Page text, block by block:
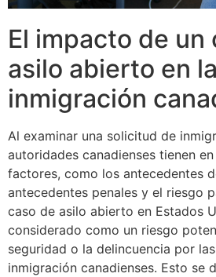
El impacto de un
asilo abierto en la
inmigración
Al examinar una solicitud de
autoridades canadienses tienen
factores, como los antecedentes
antecedentes penales y el riesgo
caso de asilo abierto en Estados
considerado como un riesgo
seguridad o la delincuencia por
inmigración canadienses. Esto se